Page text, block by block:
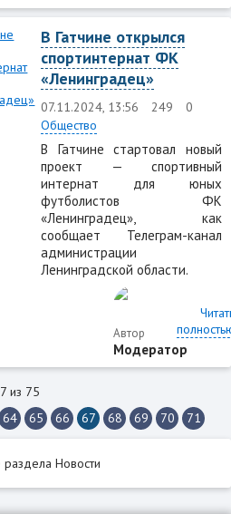
В Гатчине открылся
спортинтернат ФК
«Ленинградец»
07.11.2024, 13:56 249
0
Общество
В Гатчине стартовал новый
проект — спортивный
интернат для юных
футболистов ФК
«Ленинградец», как
сообщает Телеграм-канал
администрации
Ленинградской области.
Автор
Модератор
из 75
64 65 66 67 68 69 70 71
раздела Новости